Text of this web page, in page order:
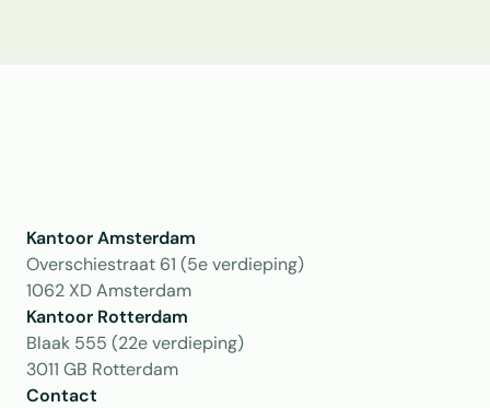
Kantoor Amsterdam
Overschiestraat 61 (5e verdieping)
1062 XD Amsterdam
Kantoor Rotterdam
Blaak 555 (22e verdieping)
3011 GB Rotterdam
Contact